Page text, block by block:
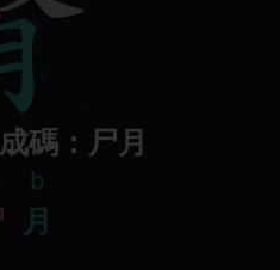
碼：尸月
b
月